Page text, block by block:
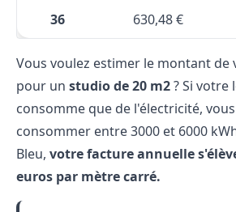
36 630,48 €
Vous voulez estimer le montant de
pour un studio de 20 m2? Si votre
consomme que de l'électricité,
consommer entre 3000 et 6000
Bleu, votre facture annuelle
euros par mètre carré.